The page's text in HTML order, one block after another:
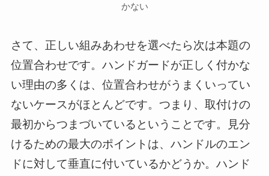
かない
さて、正しい組みあわせを選べたら次は本題の
位置合わせです。ハンドガードが正しく付かな
い理由の多くは、位置合わせがうまくいってい
ないケースがほとんどです。つまり、取付けの
最初からつまづいているということです。見分
けるための最大のポイントは、ハンドルのエン
ドに対して垂直に付いているかどうか。ハンド